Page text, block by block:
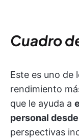
Cuadro
Este es uno de
rendimiento
que le ayuda a
personal
perspectivas